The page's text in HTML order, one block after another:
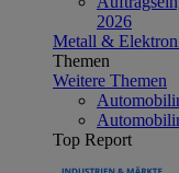
2026
Metall &
Themen
Weitere Themen
Top Report